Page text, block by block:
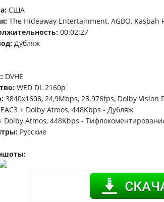
США
The Hideaway Entertainment, AGBO, Kasbah
00:02:27
Дубляж
DVHE
WED DL 2160p
3840x1608, 24,9Mbps, 23.976fps, Dolby Vision
EAC3 + Dolby Atmos, 448Kbps - Дубляж
Dolby Atmos, 448Kbps -
Русские